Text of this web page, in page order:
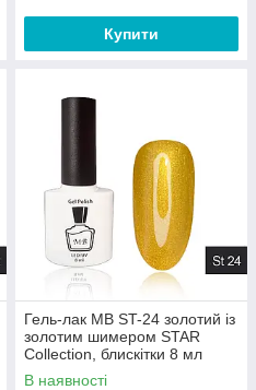
Купити
Гель-лак MB ST-24 золотий із
золотим шимером STAR
Collection, блискітки 8 мл
В наявності